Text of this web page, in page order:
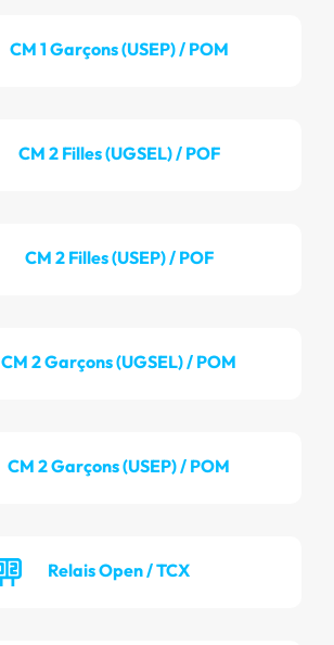
CM 1 Garçons (USEP) / POM
CM 2 Filles (UGSEL) / POF
CM 2 Filles (USEP) / POF
CM 2 Garçons (UGSEL) / POM
CM 2 Garçons (USEP) / POM
Relais Open / TCX